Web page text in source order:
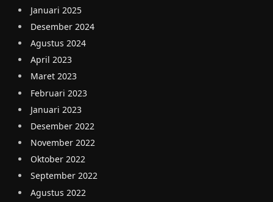
Januari 2025
Desember 2024
Agustus 2024
April 2023
Maret 2023
Februari 2023
Januari 2023
Desember 2022
November 2022
Oktober 2022
September 2022
Agustus 2022